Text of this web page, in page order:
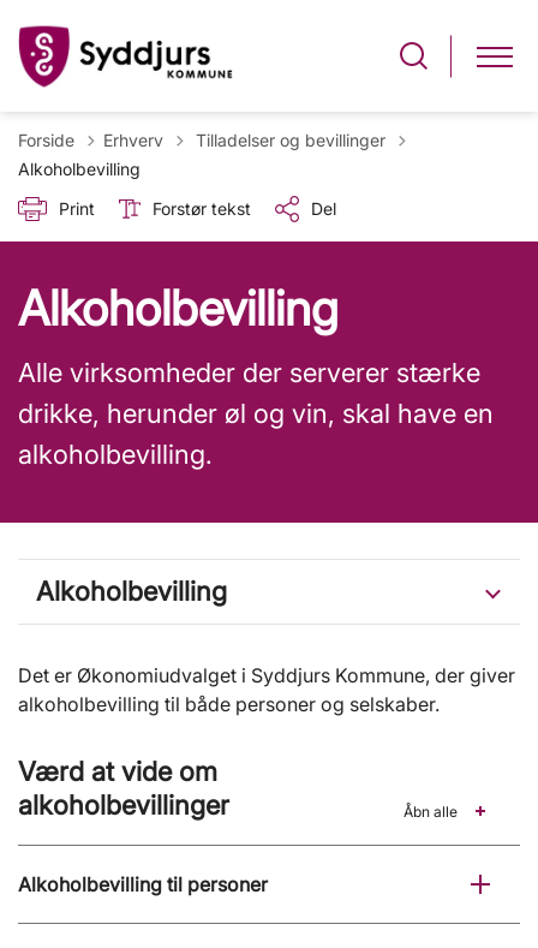
Forside Erhverv Tilbage til
Tilladelser og bevillinger
Alkoholbevilling
Print
Forstør tekst Del
Alkoholbevilling
Alle virksomheder der serverer stærke
drikke, herunder øl og vin, skal have en
alkoholbevilling.
Alkoholbevilling
Det er Økonomiudvalget i Syddjurs Kommune, der giver
alkoholbevilling til både personer og selskaber.
Værd at vide om
alkoholbevillinger
Åbn alle
Alkoholbevilling til personer